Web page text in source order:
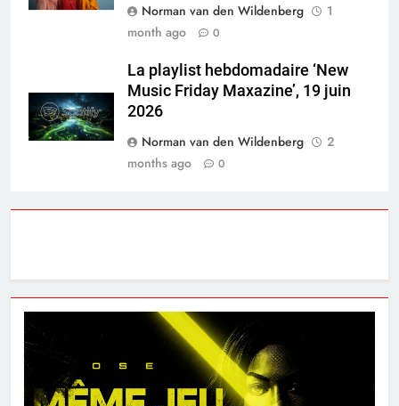
Norman van den Wildenberg
1
month ago
0
La playlist hebdomadaire ‘New
Music Friday Maxazine’, 19 juin
2026
Norman van den Wildenberg
2
months ago
0